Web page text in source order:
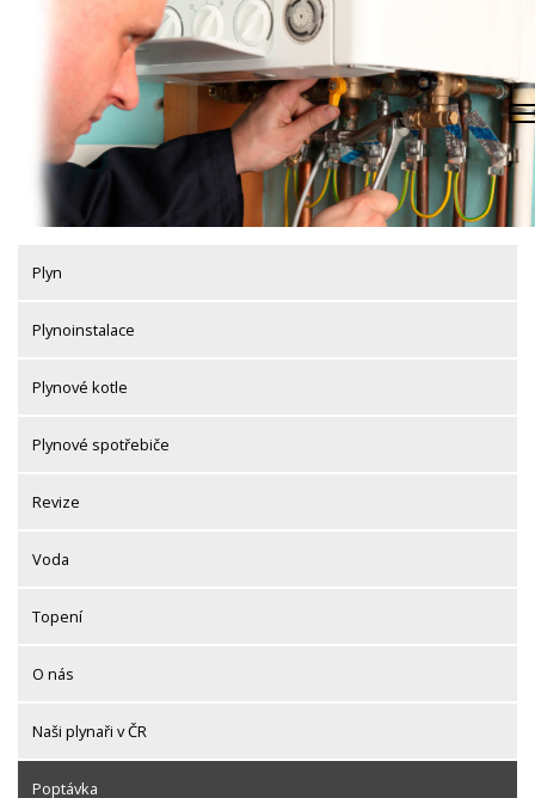
Plyn
Plynoinstalace
Plynové kotle
Plynové spotřebiče
Revize
Voda
Topení
O nás
Naši plynaři v ČR
Poptávka